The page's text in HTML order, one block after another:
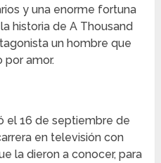
y una enorme fortuna
historia de A Thousand
un hombre que
por amor.
el 16 de septiembre de
en televisión con
la dieron a conocer, para